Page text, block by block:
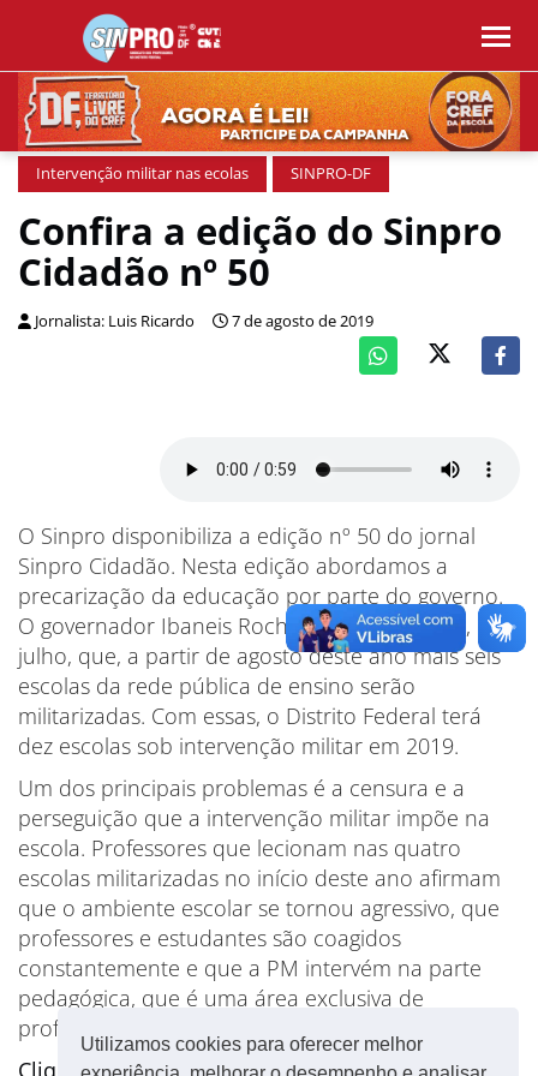
Utilizamos cookies para oferecer melhor
Intervenção militar nas ecolas SINPRO-DF
Confira a edição do Sinpro
Cidadão nº 50
Jornalista: Luis Ricardo 7 de agosto de 2019
O Sinpro disponibiliza a edição nº 50 do jornal
Sinpro Cidadão. Nesta edição abordamos a
precarização da educação por parte do governo.
O governador Ibaneis Rocha (MDB) anunciou, em
julho, que, a partir de agosto deste ano mais seis
escolas da rede pública de ensino serão
militarizadas. Com essas, o Distrito Federal terá
dez escolas sob intervenção militar em 2019.
Um dos principais problemas é a censura e a
perseguição que a intervenção militar impõe na
escola. Professores que lecionam nas quatro
escolas militarizadas no início deste ano afirmam
que o ambiente escolar se tornou agressivo, que
professores e estudantes são coagidos
constantemente e que a PM intervém na parte
pedagógica, que é uma área exclusiva de
professores formados.
Clique aquie confira a edição completa.